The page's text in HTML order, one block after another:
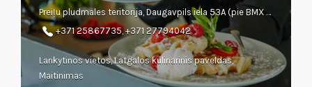
Preiļu pludmales teritorija, Daugavpils iela 53A (pie BMX trases)
+371 25867735, +371 27794042
Lankytinos vietos, Latgalos kulinarinis paveldas,
Maitinimas